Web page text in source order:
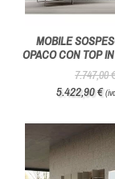
MOBILE
OPACO CON TOP
ALL 01 -7.747,00
5.422,90 €